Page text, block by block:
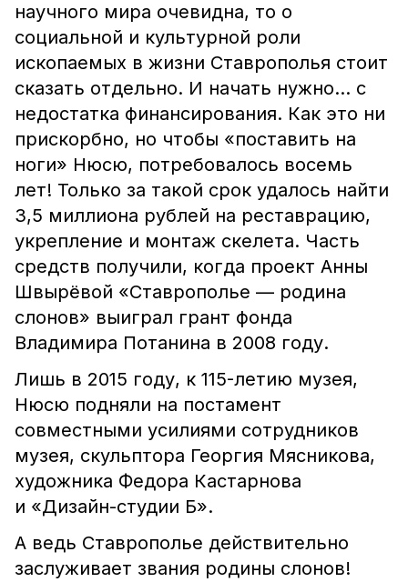
научного мира очевидна, то о
социальной и культурной роли
ископаемых в жизни Ставрополья стоит
сказать отдельно. И начать нужно… с
недостатка финансирования. Как это ни
прискорбно, но чтобы «поставить на
ноги» Нюсю, потребовалось восемь
лет! Только за такой срок удалось найти
3,5 миллиона рублей на реставрацию,
укрепление и монтаж скелета. Часть
средств получили, когда проект Анны
Швырёвой «Ставрополье — родина
слонов» выиграл грант фонда
Владимира Потанина в 2008 году.
Лишь в 2015 году, к 115-летию музея,
Нюсю подняли на постамент
совместными усилиями сотрудников
музея, скульптора Георгия Мясникова,
художника Федора Кастарнова
и «Дизайн-студии Б».
А ведь Ставрополье действительно
заслуживает звания родины слонов!